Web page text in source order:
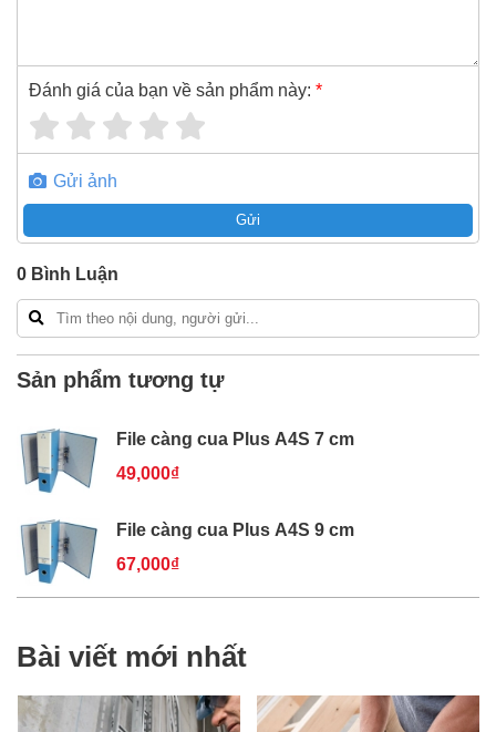
Đánh giá của bạn về sản phẩm này: *
Gửi ảnh
Gửi
0 Bình Luận
Sản phẩm tương tự
File càng cua Plus A4S 7 cm
49,000₫
File càng cua Plus A4S 9 cm
67,000₫
Bài viết mới nhất